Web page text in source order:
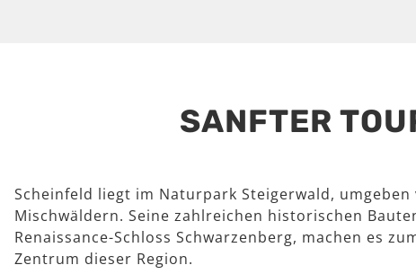
SANFTER
Scheinfeld liegt im Naturpark Steigerwald, umgeben
Mischwäldern. Seine zahlreichen historischen
Renaissance-Schloss Schwarzenberg, machen es
Zentrum dieser Region.